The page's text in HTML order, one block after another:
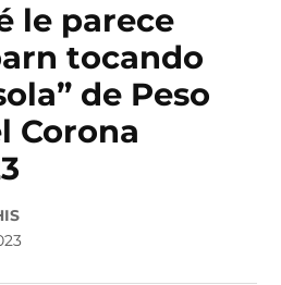
le parece
tocando
de Peso
Corona